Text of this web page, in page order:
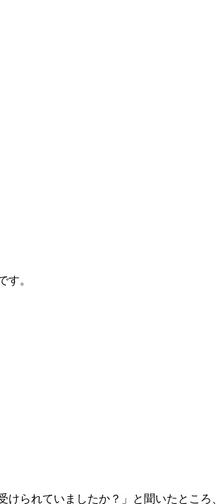
す。
られていましたか？」と聞いたところ、